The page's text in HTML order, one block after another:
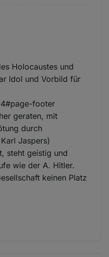
Holocaustes und
Idol und Vorbild für
footer
geraten, mit
durch
Jaspers)
steht geistig und
wie der A. Hitler.
keinen Platz